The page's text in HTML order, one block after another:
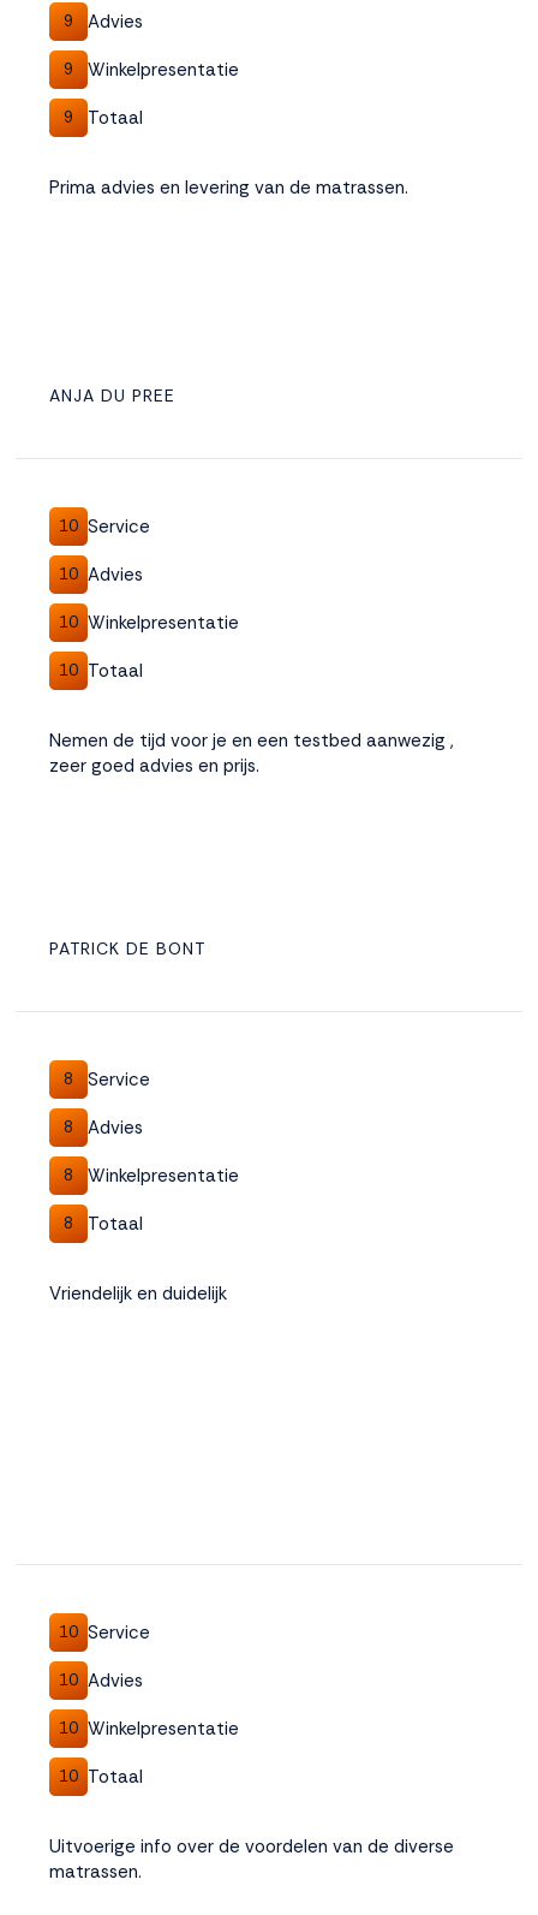
9 Advies
9 Winkelpresentatie
9 Totaal
Prima advies en levering van de matrassen.
ANJA DU PREE
10 Service
10 Advies
10 Winkelpresentatie
10 Totaal
Nemen de tijd voor je en een testbed aanwezig ,
zeer goed advies en prijs.
PATRICK DE BONT
8 Service
8 Advies
8 Winkelpresentatie
8 Totaal
Vriendelijk en duidelijk
10 Service
10 Advies
10 Winkelpresentatie
10 Totaal
Uitvoerige info over de voordelen van de diverse
matrassen.